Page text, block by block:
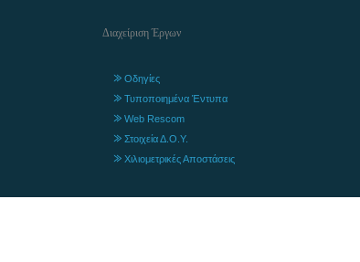
Διαχείριση Έργων
Οδηγίες
Τυποποιημένα Έντυπα
Web Rescom
Στοιχεία Δ.Ο.Υ.
Χιλιομετρικές Αποστάσεις